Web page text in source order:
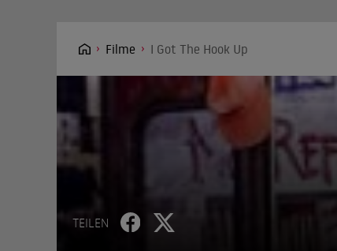
Filme I Got The Hook Up
TEILEN